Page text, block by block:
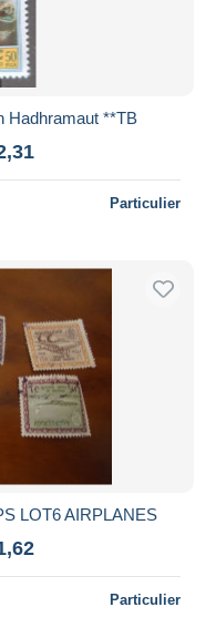
Hadhramaut **TB
Particulier
LOT6 AIRPLANES
Particulier